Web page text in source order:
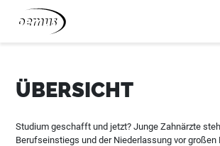
Zum Inhalt springen
ÜBERSICHT
Studium geschafft und jetzt? Junge Zahnärzte
Berufseinstiegs und der Niederlassung vor großen